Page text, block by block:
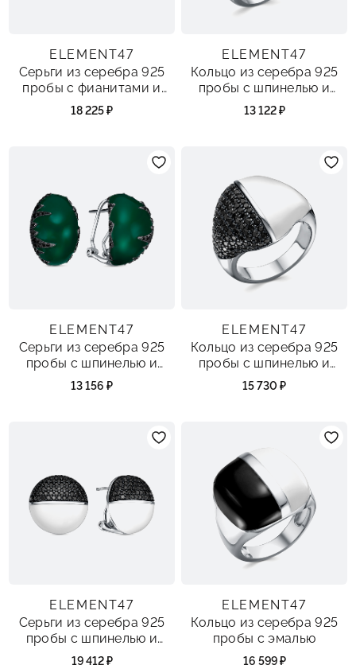
ELEMENT47
Серьги из серебра 925
пробы с фианитами и
эмалью
18 225 ₽
ELEMENT47
Кольцо из серебра 925
пробы с шпинелью и
эмалью
13 122 ₽
ELEMENT47
Серьги из серебра 925
пробы с шпинелью и
эмалью
13 156 ₽
ELEMENT47
Кольцо из серебра 925
пробы с шпинелью и
эмалью
15 730 ₽
ELEMENT47
Серьги из серебра 925
пробы с шпинелью и
эмалью
19 412 ₽
ELEMENT47
Кольцо из серебра 925
пробы с эмалью
16 599 ₽